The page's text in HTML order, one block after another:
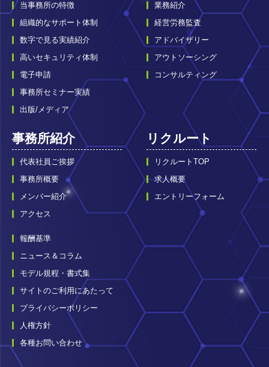
当事務所の特徴
組織的なサポート体制
数字で見る実績紹介
高いセキュリティ体制
電子申請
事務所セミナー実績
出版/メディア
業務紹介
経営労務監査
アドバイザリー
アウトソーシング
コンサルティング
事務所紹介
代表社員ご挨拶
事務所概要
メンバー紹介
アクセス
リクルート
リクルートTOP
求人概要
エントリーフォーム
報酬基準
ニュース＆コラム
モデル規程・書式集
サイトのご利用にあたって
プライバシーポリシー
人権方針
各種お問い合わせ